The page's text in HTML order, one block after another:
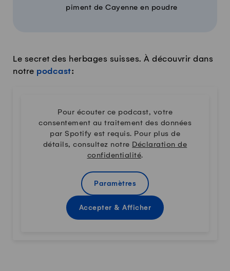
piment de Cayenne en poudre
Le secret des herbages suisses. À découvrir dans
notre podcast:
Pour écouter ce podcast, votre
consentement au traitement des données
par Spotify est requis. Pour plus de
détails, consultez notre Déclaration de
confidentialité.
Paramètres
Accepter & Afficher